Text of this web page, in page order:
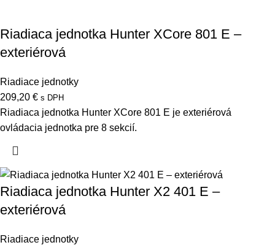
Riadiaca jednotka Hunter XCore 801 E –
exteriérová
Riadiace jednotky
209,20 € s DPH
Riadiaca jednotka Hunter XCore 801 E je exteriérová
ovládacia jednotka pre 8 sekcií.
Riadiaca jednotka Hunter X2 401 E –
exteriérová
Riadiace jednotky